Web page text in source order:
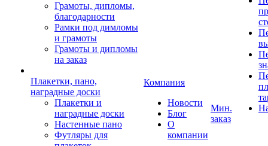
Грамоты, дипломы,
благодарности
Рамки под димломы
и грамоты
Грамоты и дипломы
на заказ
Плакетки, пано,
наградные доски
Плакетки и
наградные доски
Настенные пано
Футляры для
Компания
Новости
Блог
О
компании
Мин.
заказ